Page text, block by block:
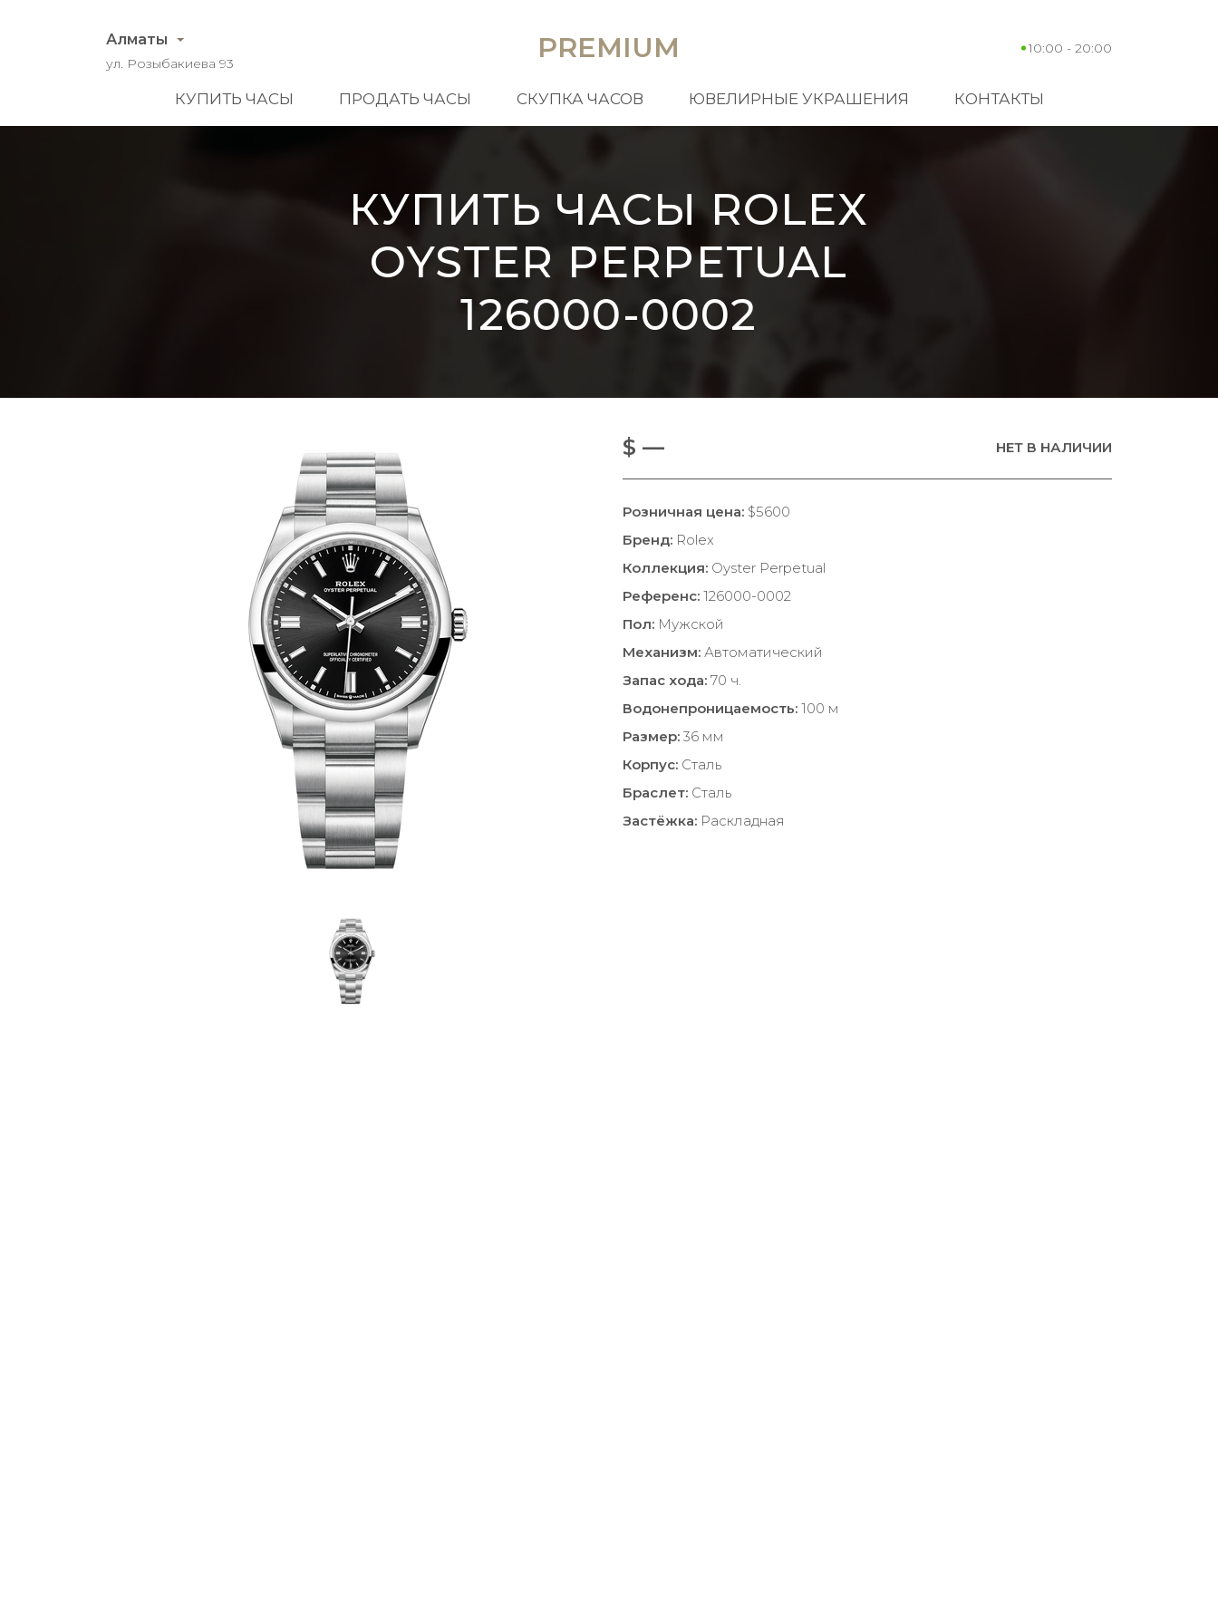
Алматы
ул. Розыбакиева 93 PREMIUM 10:00 - 20:00
КУПИТЬ ЧАСЫ ПРОДАТЬ ЧАСЫ СКУПКА ЧАСОВ ЮВЕЛИРНЫЕ УКРАШЕНИЯ КОНТАКТЫ
КУПИТЬ ЧАСЫ ROLEX
OYSTER PERPETUAL
126000-0002
$ — НЕТ В НАЛИЧИИ
Розничная цена: $5600
Бренд: Rolex
Коллекция: Oyster Perpetual
Референс: 126000-0002
Пол: Мужской
Механизм: Автоматический
Запас хода: 70 ч.
Водонепроницаемость: 100 м
Размер: 36 мм
Корпус: Сталь
Браслет: Сталь
Застёжка: Раскладная